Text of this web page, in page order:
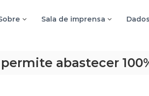
Sala de imprensa
abastecer